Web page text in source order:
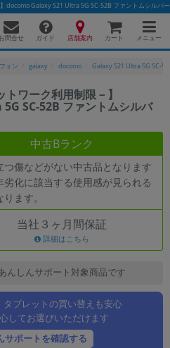
docomo Galaxy S21 Ultra 5G SC-52B ファントムシル
お問合せ ガイド 店舗案内 カート メニュー
ォン galaxy docomo Galaxy S21 Ultra 5G SC-
トワーク利用制限－】
SC-52B ファントムシルバ
中古Bランク
つ傷などがない中古品となります
劣化に該当する使用感が見られる
ます。
当社３ヶ月間保証
詳細はこちら
んしんサポート対象商品です
ブレットの買い替えも安心
してお選びいただけます
ポートを確認する
索に切り替える